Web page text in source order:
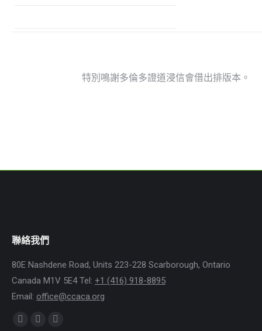
特別鳴謝多倫多證道浸信會借出排版本。
聯絡我們
80E Nashdene Road, Units 223-228 Scarborough, Ontario
Canada M1V 5E4 Tel: +1 (416) 918-8895
Email: office@ccaca.org
Find us on: